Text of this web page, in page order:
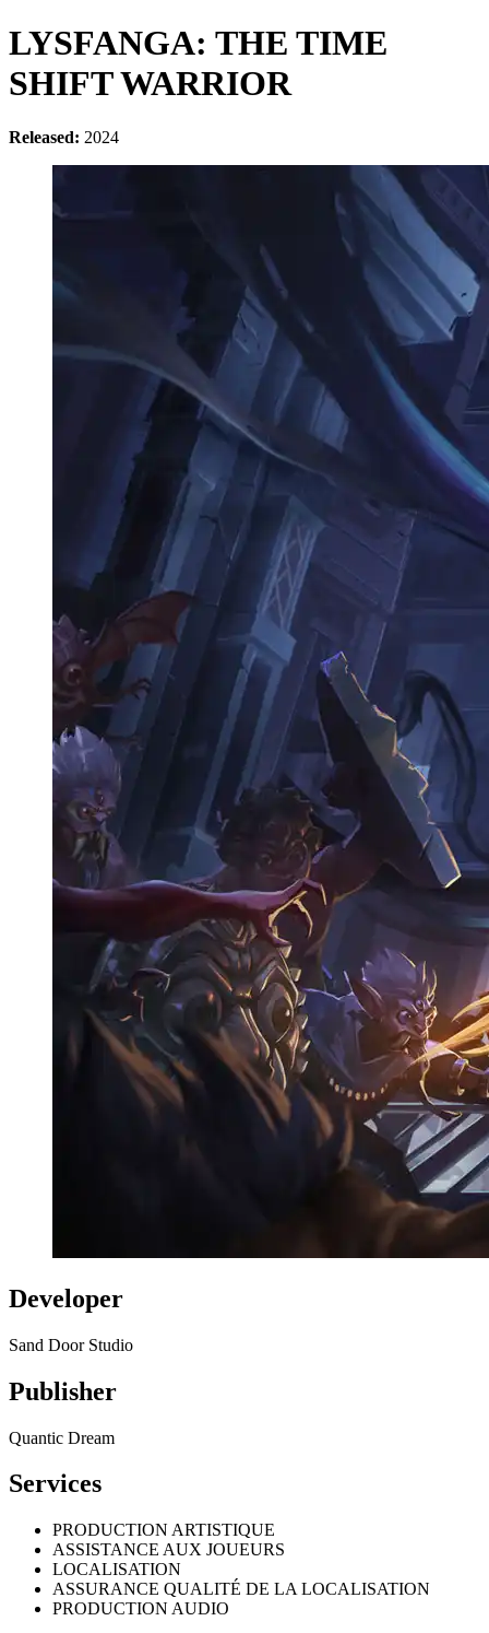
LYSFANGA: THE TIME
SHIFT WARRIOR
Released: 2024
Developer
Sand Door Studio
Publisher
Quantic Dream
Services
PRODUCTION ARTISTIQUE
ASSISTANCE AUX JOUEURS
LOCALISATION
ASSURANCE QUALITÉ DE LA LOCALISATION
PRODUCTION AUDIO